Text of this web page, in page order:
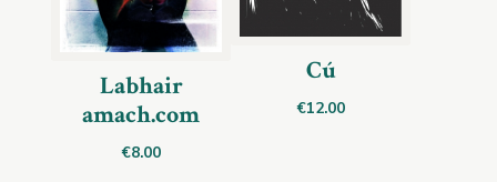
Labhair
amach.com
€8.00
Cú
€12.00